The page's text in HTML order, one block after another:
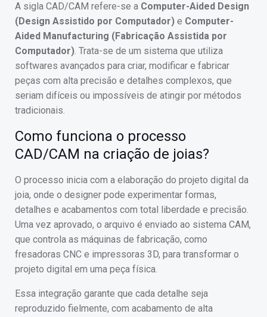
A sigla CAD/CAM refere-se a Computer-Aided Design
(Design Assistido por Computador) e Computer-
Aided Manufacturing (Fabricação Assistida por
Computador). Trata-se de um sistema que utiliza
softwares avançados para criar, modificar e fabricar
peças com alta precisão e detalhes complexos, que
seriam difíceis ou impossíveis de atingir por métodos
tradicionais.
Como funciona o processo
CAD/CAM na criação de joias?
O processo inicia com a elaboração do projeto digital da
joia, onde o designer pode experimentar formas,
detalhes e acabamentos com total liberdade e precisão.
Uma vez aprovado, o arquivo é enviado ao sistema CAM,
que controla as máquinas de fabricação, como
fresadoras CNC e impressoras 3D, para transformar o
projeto digital em uma peça física.
Essa integração garante que cada detalhe seja
reproduzido fielmente, com acabamento de alta